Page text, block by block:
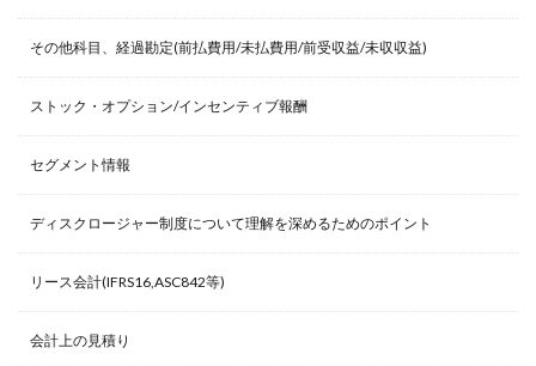
その他科目、経過勘定(前払費用/未払費用/前受収益/未収収益)
ストック・オプション/インセンティブ報酬
セグメント情報
ディスクロージャー制度について理解を深めるためのポイント
リース会計(IFRS16,ASC842等)
会計上の見積り